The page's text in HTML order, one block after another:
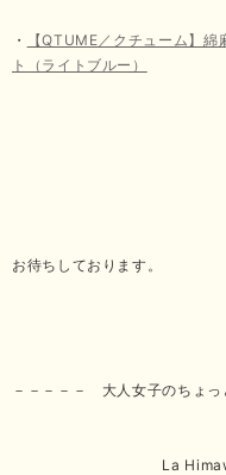
・
【QTUME／クチューム】
ト（ライトブルー）
お待ちしております。
－－－－－ 大人女子のちょ
La